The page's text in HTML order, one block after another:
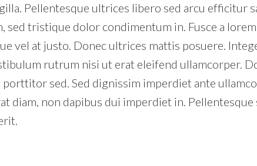
Pellentesque ultrices libero sed arcu efficitur
sed tristique dolor condimentum in. Fusce a
vel at justo. Donec ultrices mattis posuere.
rutrum nisi ut erat eleifend ullamcorper.
sed. Sed dignissim imperdiet ante
diam, non dapibus dui imperdiet in.